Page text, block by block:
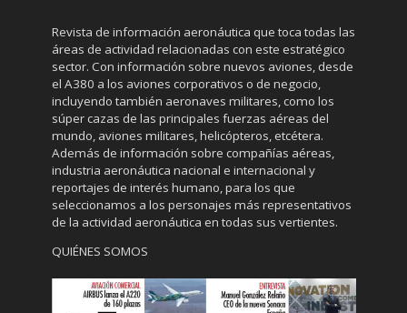
Revista de información aeronáutica que toca todas las
áreas de actividad relacionadas con este estratégico
sector. Con información sobre nuevos aviones, desde
el A380 a los aviones corporativos o de negocio,
incluyendo también aeronaves militares, como los
súper cazas de las principales fuerzas aéreas del
mundo, aviones militares, helicópteros, etcétera.
Además de información sobre compañías aéreas,
industria aeronáutica nacional e internacional y
reportajes de interés humano, para los que
seleccionamos a los personajes más representativos
de la actividad aeronáutica en todas sus vertientes.
QUIÉNES SOMOS